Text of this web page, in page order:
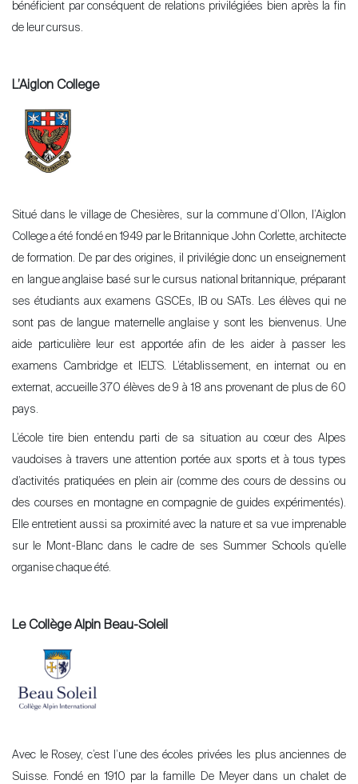
bénéficient par conséquent de relations privilégiées bien après la fin
de leur cursus.
L’Aiglon College
Situé dans le village de Chesières, sur la commune d’Ollon, l’Aiglon
College a été fondé en 1949 par le Britannique John Corlette, architecte
de formation. De par des origines, il privilégie donc un enseignement
en langue anglaise basé sur le cursus national britannique, préparant
ses étudiants aux examens GSCEs, IB ou SATs. Les élèves qui ne
sont pas de langue maternelle anglaise y sont les bienvenus. Une
aide particulière leur est apportée afin de les aider à passer les
examens Cambridge et IELTS. L’établissement, en internat ou en
externat, accueille 370 élèves de 9 à 18 ans provenant de plus de 60
pays.
L’école tire bien entendu parti de sa situation au cœur des Alpes
vaudoises à travers une attention portée aux sports et à tous types
d’activités pratiquées en plein air (comme des cours de dessins ou
des courses en montagne en compagnie de guides expérimentés).
Elle entretient aussi sa proximité avec la nature et sa vue imprenable
sur le Mont-Blanc dans le cadre de ses Summer Schools qu’elle
organise chaque été.
Le Collège Alpin Beau-Soleil
Avec le Rosey, c’est l’une des écoles privées les plus anciennes de
Suisse. Fondé en 1910 par la famille De Meyer dans un chalet de